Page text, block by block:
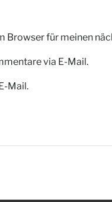
Browser für meinen
via E-Mail.
Mail.